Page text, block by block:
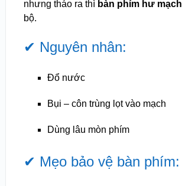
nhưng tháo ra thì bàn phím hư mạch
bộ.
✔ Nguyên nhân:
Đổ nước
Bụi – côn trùng lọt vào mạch
Dùng lâu mòn phím
✔ Mẹo bảo vệ bàn phím: